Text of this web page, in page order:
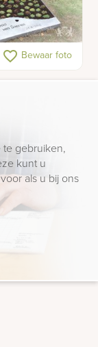
versteend
letterplaat
favorite_border Bewaar foto
gebruiken,
kunt u
als u bij ons